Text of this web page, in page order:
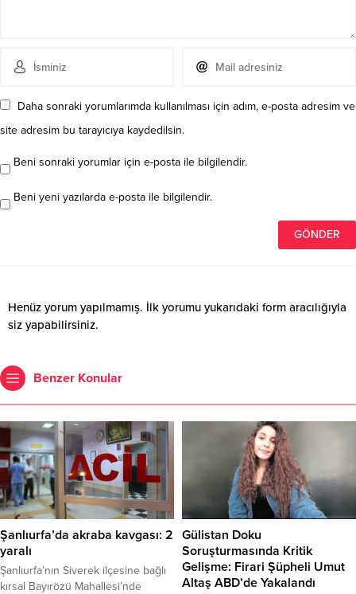
Daha sonraki yorumlarımda kullanılması için adım, e-posta adresim ve
site adresim bu tarayıcıya kaydedilsin.
Beni sonraki yorumlar için e-posta ile bilgilendir.
Beni yeni yazılarda e-posta ile bilgilendir.
Henüz yorum yapılmamış. İlk yorumu yukarıdaki form aracılığıyla
siz yapabilirsiniz.
Benzer Konular
Şanlıurfa’da akraba kavgası: 2
yaralı
Şanlıurfa’nın Siverek ilçesine bağlı
kırsal Bayırözü Mahallesi’nde
Gülistan Doku
Soruşturmasında Kritik
Gelişme: Firari Şüpheli Umut
Altaş ABD’de Yakalandı